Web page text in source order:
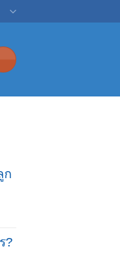
ก
?